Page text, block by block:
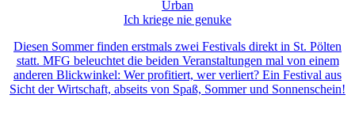
Urban
Ich kriege nie genuke
Diesen Sommer finden erstmals zwei Festivals direkt in St. Pölten
statt. MFG beleuchtet die beiden Veranstaltungen mal von einem
anderen Blickwinkel: Wer profitiert, wer verliert? Ein Festival aus
Sicht der Wirtschaft, abseits von Spaß, Sommer und Sonnenschein!